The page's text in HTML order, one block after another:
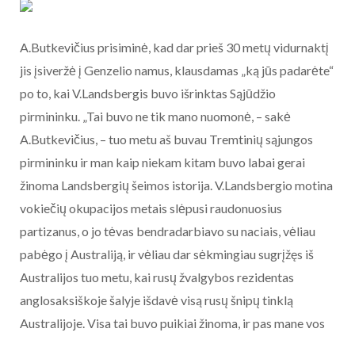
A.Butkevičius prisiminė, kad dar prieš 30 metų vidurnaktį
jis įsiveržė į Genzelio namus, klausdamas „ką jūs padarėte“
po to, kai V.Landsbergis buvo išrinktas Sąjūdžio
pirmininku. „Tai buvo ne tik mano nuomonė, – sakė
A.Butkevičius, – tuo metu aš buvau Tremtinių sąjungos
pirmininku ir man kaip niekam kitam buvo labai gerai
žinoma Landsbergių šeimos istorija. V.Landsbergio motina
vokiečių okupacijos metais slėpusi raudonuosius
partizanus, o jo tėvas bendradarbiavo su naciais, vėliau
pabėgo į Australiją, ir vėliau dar sėkmingiau sugrįžęs iš
Australijos tuo metu, kai rusų žvalgybos rezidentas
anglosaksiškoje šalyje išdavė visą rusų šnipų tinklą
Australijoje. Visa tai buvo puikiai žinoma, ir pas mane vos